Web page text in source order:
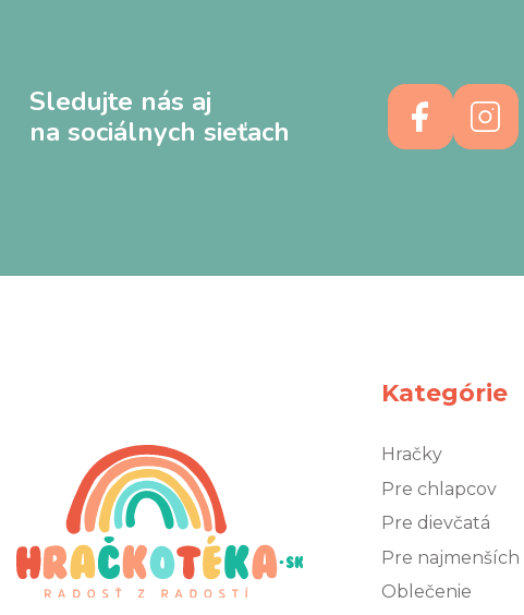
Sledujte nás aj
na sociálnych sieťach
Kategórie
Hračky
Pre chlapcov
Pre dievčatá
Pre najmenších
Oblečenie